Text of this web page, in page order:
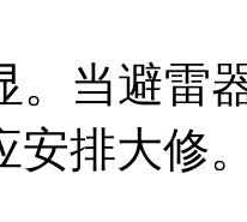
。当避雷
安排大修